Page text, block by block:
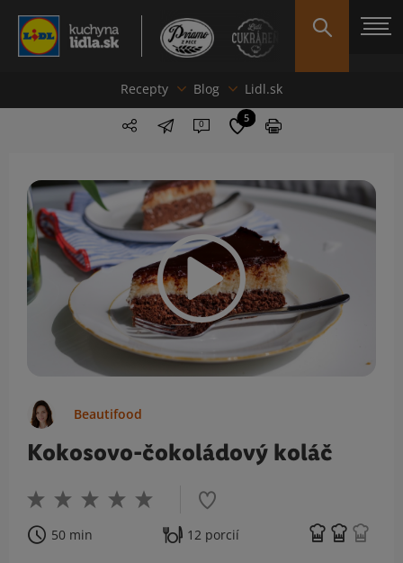
Recepty Blog Lidl.sk
0 5
Beautifood
Kokosovo-čokoládový koláč
50 min 12 porcií